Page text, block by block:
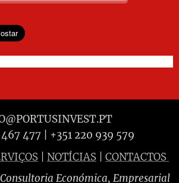
467 477 | +351 220 939 579
NOTÍCIAS CONTACTOS
Económica, Empresarial